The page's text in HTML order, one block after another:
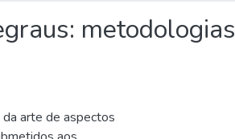
metodologias
arte de aspectos